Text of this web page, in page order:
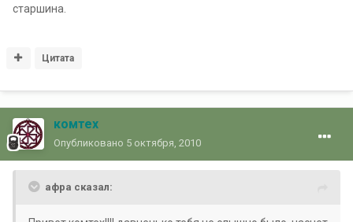
старшина.
Цитата
комтех
Опубликовано 5 октября, 2010
aфра сказал: